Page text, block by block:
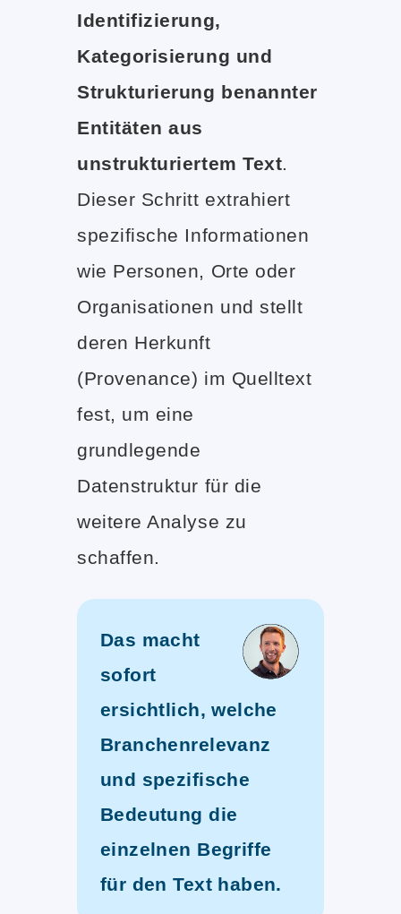
Identifizierung,
Kategorisierung und
Strukturierung benannter
Entitäten aus
unstrukturiertem Text
Dieser Schritt extrahiert
spezifische Informationen
wie Personen, Orte oder
Organisationen und stellt
deren Herkunft
(Provenance) im Quelltext
fest, um eine
grundlegende
Datenstruktur für die
weitere Analyse zu
schaffen.
Das macht
sofort
ersichtlich, welche
Branchenrelevanz
und spezifische
Bedeutung die
einzelnen Begriffe
für den Text haben.